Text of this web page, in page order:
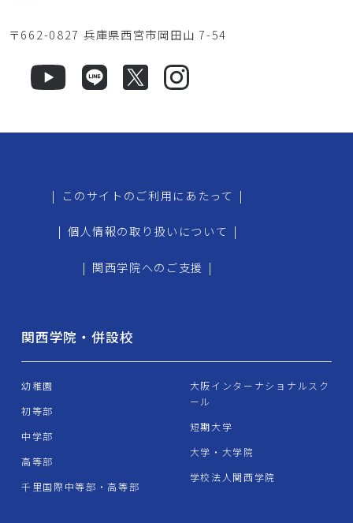
〒662-0827 兵庫県西宮市岡田山 7-54
| このサイトのご利用にあたって |
| 個人情報の取り扱いについて |
| 関西学院へのご支援 |
関西学院・併設校
幼稚園
初等部
中学部
高等部
千里国際中等部・高等部
大阪インターナショナルスク
ール
短期大学
大学・大学院
学校法人関西学院